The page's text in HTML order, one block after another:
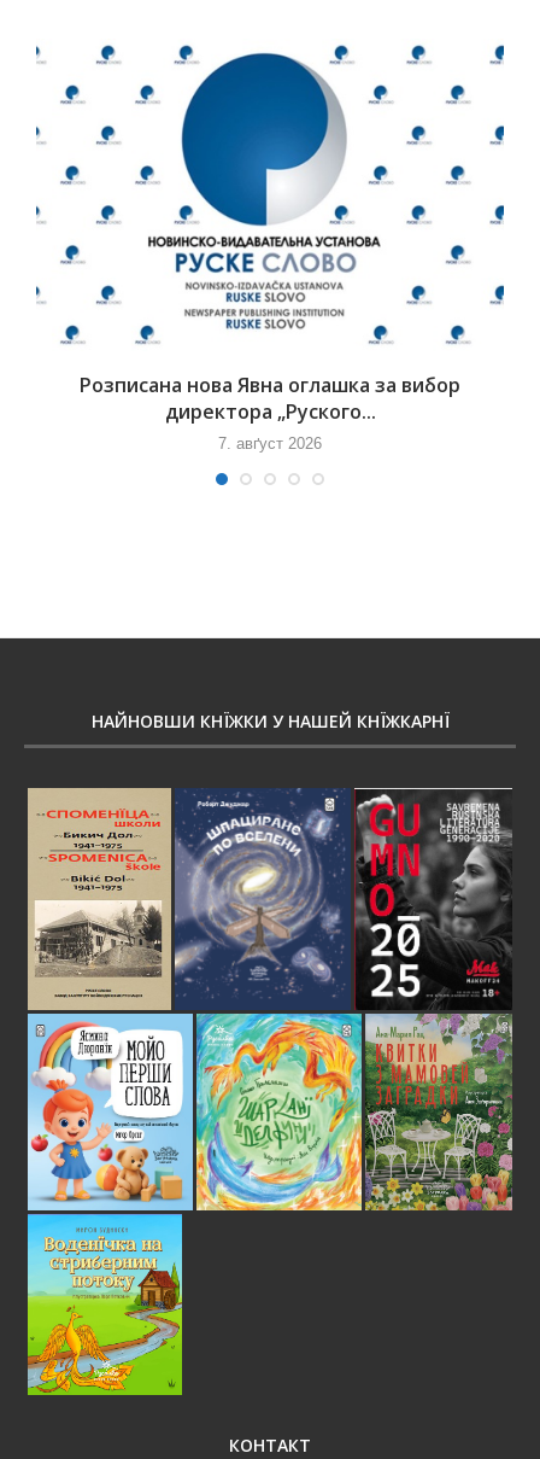
Розписана нова Явна оглашка за вибор
директора „Руского...
7. авґуст 2026
НАЙНОВШИ КНЇЖКИ У НАШЕЙ КНЇЖКАРНЇ
КОНТАКТ